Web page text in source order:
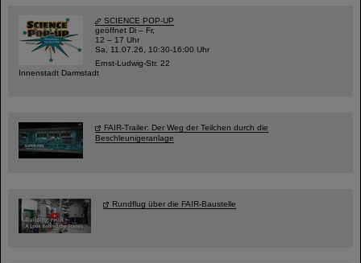
SCIENCE POP-UP
geöffnet Di – Fr,
12 – 17 Uhr
Sa, 11.07.26, 10:30-16:00 Uhr
Ernst-Ludwig-Str. 22
Innenstadt Darmstadt
FAIR-Trailer: Der Weg der Teilchen durch die
Beschleunigeranlage
Rundflug über die FAIR-Baustelle